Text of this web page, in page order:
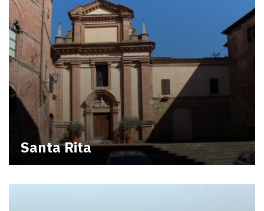
Santa Rita